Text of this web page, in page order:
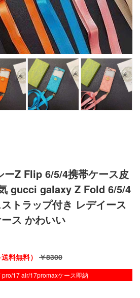
ーZ Flip 6/5/4携帯ケース皮
gucci galaxy Z Fold 6/5/4
トラップ付き レデイース
ス かわいい
料無料） ￥8300
17 air/17promaxケース即納